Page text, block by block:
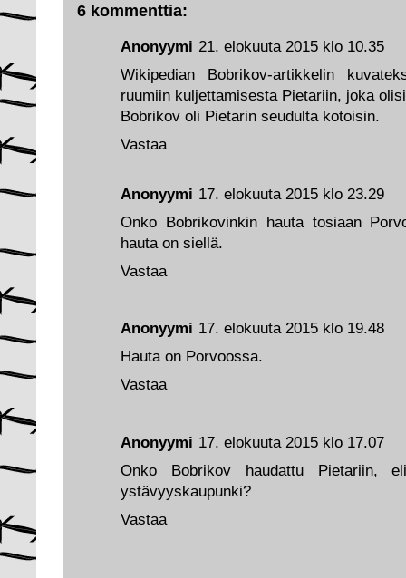
6 kommenttia:
Anonyymi 17. elokuuta 2015 klo 17.07
Onko Bobrikov haudattu Pietariin,
ystävyyskaupunki?
Vastaa
Anonyymi 17. elokuuta 2015 klo 19.48
Hauta on Porvoossa.
Vastaa
Anonyymi 17. elokuuta 2015 klo 23.29
Onko Bobrikovinkin hauta tosiaan
hauta on siellä.
Vastaa
Anonyymi 21. elokuuta 2015 klo 10.35
Wikipedian Bobrikov-artikkelin
ruumiin kuljettamisesta Pietariin, joka
Bobrikov oli Pietarin seudulta kotoisin.
Vastaa